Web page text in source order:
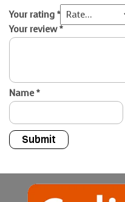
Your rating *
Your review*
Name*